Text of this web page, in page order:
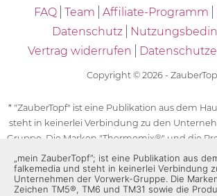
FAQ Team Affiliate-Programm
Datenschutz
Vertrag widerrufen
Copyright © 2026 -
* "ZauberTopf" ist eine Publikation aus dem
steht in keinerlei Verbindung zu den
Gruppe. Die Marken "Thermomix®" und die
des "Thermomix®" sind eingetragene Marken
der Vorwerk-Gruppe. Die Marken Thermomix®,
TM6 und TM31 sowie die
„mein ZauberTopf”; ist eine Publikation aus
falkemedia und steht in keinerlei Verbindung
Unternehmen der Vorwerk-Gruppe. Die
Zeichen TM5®, TM6 und TM31 sowie die